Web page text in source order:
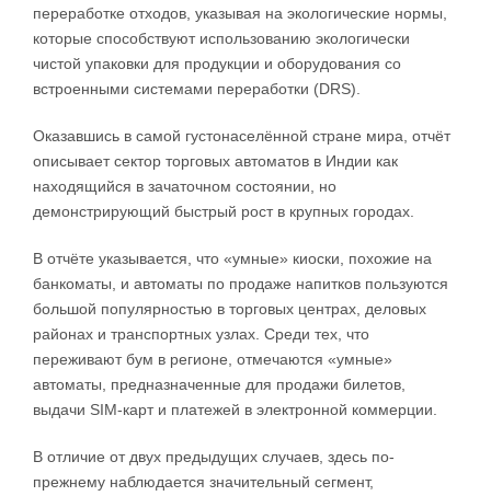
переработке отходов, указывая на экологические нормы,
которые способствуют использованию экологически
чистой упаковки для продукции и оборудования со
встроенными системами переработки (DRS).
Оказавшись в самой густонаселённой стране мира, отчёт
описывает сектор торговых автоматов в Индии как
находящийся в зачаточном состоянии, но
демонстрирующий быстрый рост в крупных городах.
В отчёте указывается, что «умные» киоски, похожие на
банкоматы, и автоматы по продаже напитков пользуются
большой популярностью в торговых центрах, деловых
районах и транспортных узлах. Среди тех, что
переживают бум в регионе, отмечаются «умные»
автоматы, предназначенные для продажи билетов,
выдачи SIM-карт и платежей в электронной коммерции.
В отличие от двух предыдущих случаев, здесь по-
прежнему наблюдается значительный сегмент,